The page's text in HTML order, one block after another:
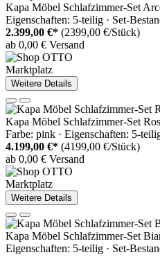
Kapa Möbel Schlafzimmer-Set
Eigenschaften: 5-teilig · Set-
2.399,00 €* (2399,00 €/Stück)
ab 0,00 € Versand
Marktplatz
Weitere Details
Kapa Möbel Schlafzimmer-Set
Farbe: pink · Eigenschaften: 5-
4.199,00 €* (4199,00 €/Stück)
ab 0,00 € Versand
Marktplatz
Weitere Details
Kapa Möbel Schlafzimmer-Set
Eigenschaften: 5-teilig · Set-